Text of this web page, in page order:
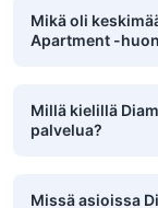
Mikä oli
Apartment -
Millä kielillä
palvelua?
Missä asioissa